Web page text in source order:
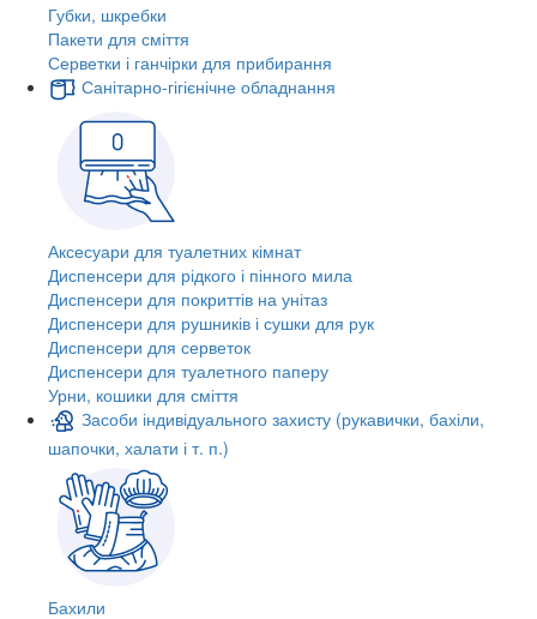
Губки, шкребки
Пакети для сміття
Серветки і ганчірки для прибирання
Санітарно-гігієнічне обладнання
Аксесуари для туалетних кімнат
Диспенсери для рідкого і пінного мила
Диспенсери для покриттів на унітаз
Диспенсери для рушників і сушки для рук
Диспенсери для серветок
Диспенсери для туалетного паперу
Урни, кошики для сміття
Засоби індивідуального захисту (рукавички, бахіли,
шапочки, халати і т. п.)
Бахили